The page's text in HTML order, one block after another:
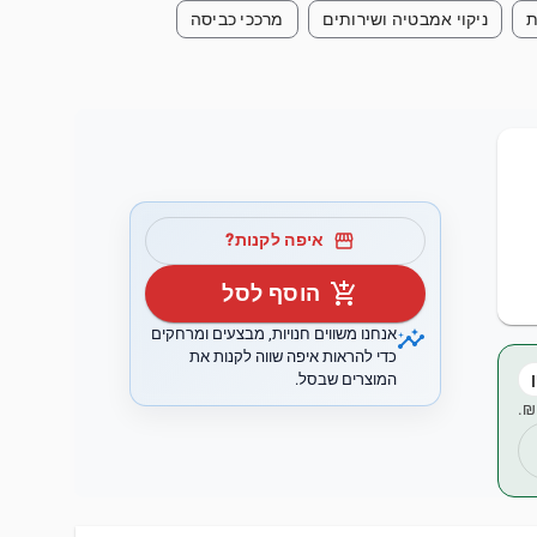
ניקוי אמבטיה ושירותים מרככי כביסה
storefront איפה לקנות?
add_shopping_cart הוסף לסל
insightsאנחנו משווים חנויות, מבצעים ומרחקים
כדי להראות איפה שווה לקנות את
המוצרים שבסל.